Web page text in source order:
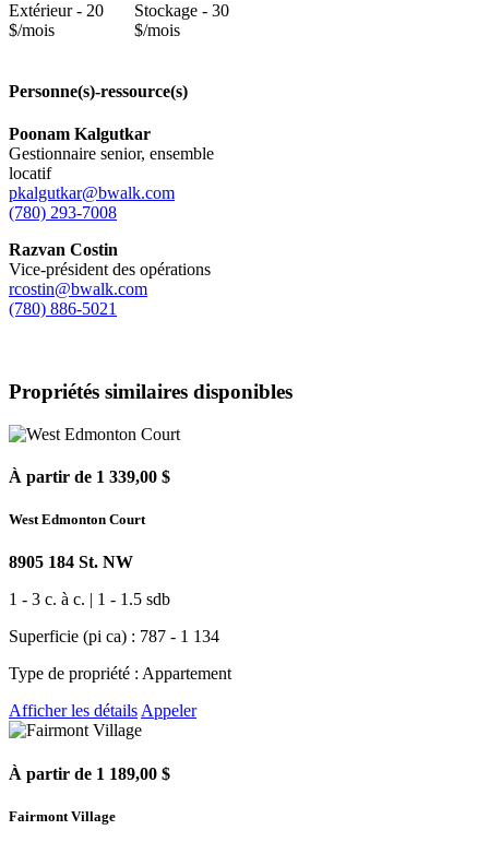
Extérieur - 20
$/mois
Stockage - 30
$/mois
Personne(s)-ressource(s)
Poonam Kalgutkar
Gestionnaire senior, ensemble
locatif
pkalgutkar@bwalk.com
(780) 293-7008
Razvan Costin
Vice-président des opérations
rcostin@bwalk.com
(780) 886-5021
Propriétés similaires disponibles
À partir de 1 339,00 $
West Edmonton Court
8905 184 St. NW
1 - 3 c. à c. | 1 - 1.5 sdb
Superficie (pi ca) : 787 - 1 134
Type de propriété : Appartement
Afficher les détails Appeler
À partir de 1 189,00 $
Fairmont Village